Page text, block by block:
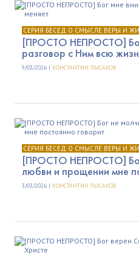
СЕРИЯ БЕСЕД О СМЫСЛЕ ВЕРЫ И
[ПРОСТО НЕПРОСТО]
разговор с Ним всю
9/03/2026 | КОНСТАНТИН ЛЫСАКОВ
СЕРИЯ БЕСЕД О СМЫСЛЕ ВЕРЫ И
[ПРОСТО НЕПРОСТО]
любви и прощении мне
3/03/2026 | КОНСТАНТИН ЛЫСАКОВ